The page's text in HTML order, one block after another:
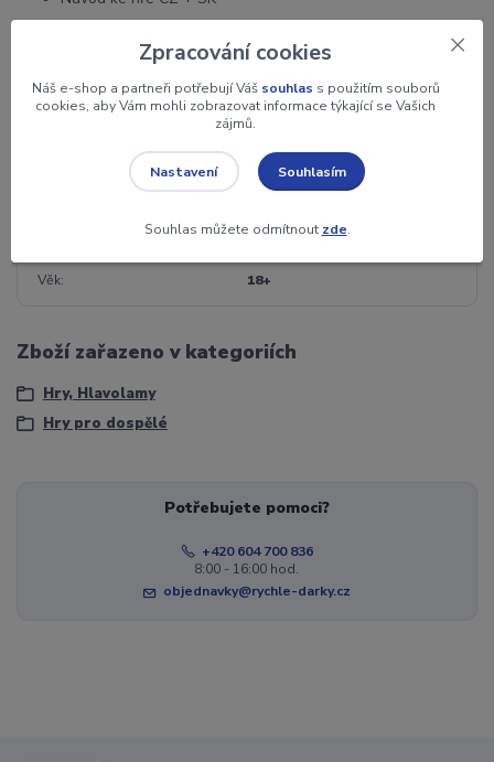
partnerských dvojic při sexu a sexuálních praktikách!
Věk 18+
Zboží zařazeno v kategoriích
Hry, Hlavolamy
Hry pro dospělé
Potřebujete pomoci?
+420 604 700 836
8:00 - 16:00 hod.
objednavky@rychle-darky.cz
Zpracování cookies
Náš e-shop a partneři potřebují Váš souhlas s použitím souborů
cookies, aby Vám mohli zobrazovat informace týkající se Vašich
zájmů.
Nastavení Souhlasím
Souhlas můžete odmítnout zde.